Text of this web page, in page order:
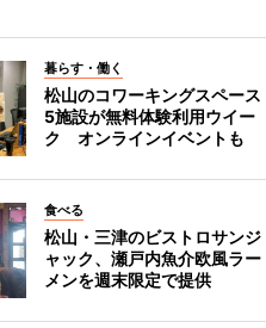
暮らす・働く
松山のコワーキングスペース
5施設が無料体験利用ウイー
ク オンラインイベントも
食べる
松山・三津のビストロサンジ
ャック、瀬戸内魚介欧風ラー
メンを週末限定で提供